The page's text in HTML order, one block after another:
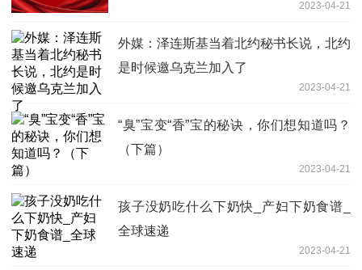
2023-04-21
外媒：泽连斯基当着北约秘书长说，北约
是时候邀乌克兰加入了
2023-04-21
“臭”宝变“香”宝的秘诀，你们想知道吗？
（下篇）
2023-04-21
孩子没奶吃什么下奶快_产妇下奶食谱_
全球速递
2023-04-21